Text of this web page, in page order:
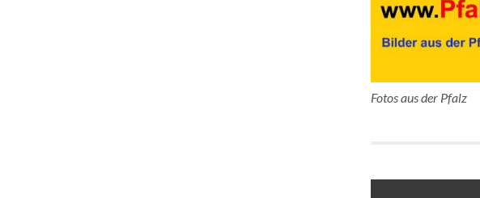
Fotos aus der Pfalz